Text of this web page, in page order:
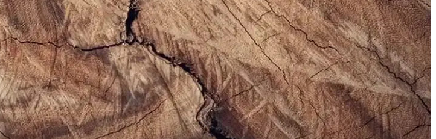
gardırobunuza şıklık katın, konforlu ve şık tercihleri keşfedin.
Güncel modeller ve markalarla tarzınızı ve fonksiyonelliği bir arada yakalayın.
modelleri ve kombin önerileriyle stilinizi güçlendirin.